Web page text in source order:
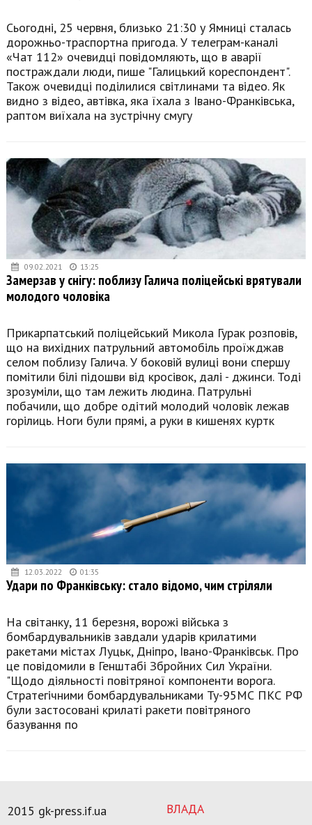
Сьогодні, 25 червня, близько 21:30 у Ямниці сталась
дорожньо-траспортна пригода. У телеграм-каналі
«Чат 112» очевидці повідомляють, що в аварії
постраждали люди, пише "Галицький кореспондент".
Також очевидці поділилися світлинами та відео. Як
видно з відео, автівка, яка їхала з Івано-Франківська,
раптом виїхала на зустрічну смугу
09.02.2021 13:25
Замерзав у снігу: поблизу Галича поліцейські врятували
молодого чоловіка
Прикарпатський поліцейський Микола Гурак розповів,
що на вихідних патрульний автомобіль проїжджав
селом поблизу Галича. У боковій вулиці вони спершу
помітили білі підошви від кросівок, далі - джинси. Тоді
зрозуміли, що там лежить людина. Патрульні
побачили, що добре одітий молодий чоловік лежав
горілиць. Ноги були прямі, а руки в кишенях куртк
12.03.2022 01:35
Удари по Франківську: стало відомо, чим стріляли
На світанку, 11 березня, ворожі війська з
бомбардувальників завдали ударів крилатими
ракетами містах Луцьк, Дніпро, Івано-Франківськ. Про
це повідомили в Генштабі Збройних Сил України.
"Щодо діяльності повітряної компоненти ворога.
Стратегічними бомбардувальниками Ту-95МС ПКС РФ
були застосовані крилаті ракети повітряного
базування по
ВЛАДА
2015 gk-press.if.ua